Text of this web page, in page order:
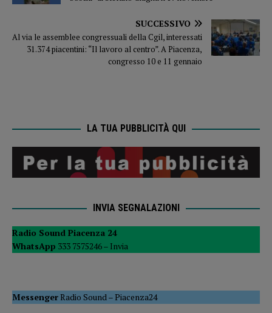
SUCCESSIVO
Al via le assemblee congressuali della Cgil, interessati
31.374 piacentini: “Il lavoro al centro”. A Piacenza,
congresso 10 e 11 gennaio
LA TUA PUBBLICITÀ QUI
INVIA SEGNALAZIONI
Radio Sound Piacenza 24
WhatsApp 333 7575246 – Invia
MessengerRadio Sound –Piacenza24